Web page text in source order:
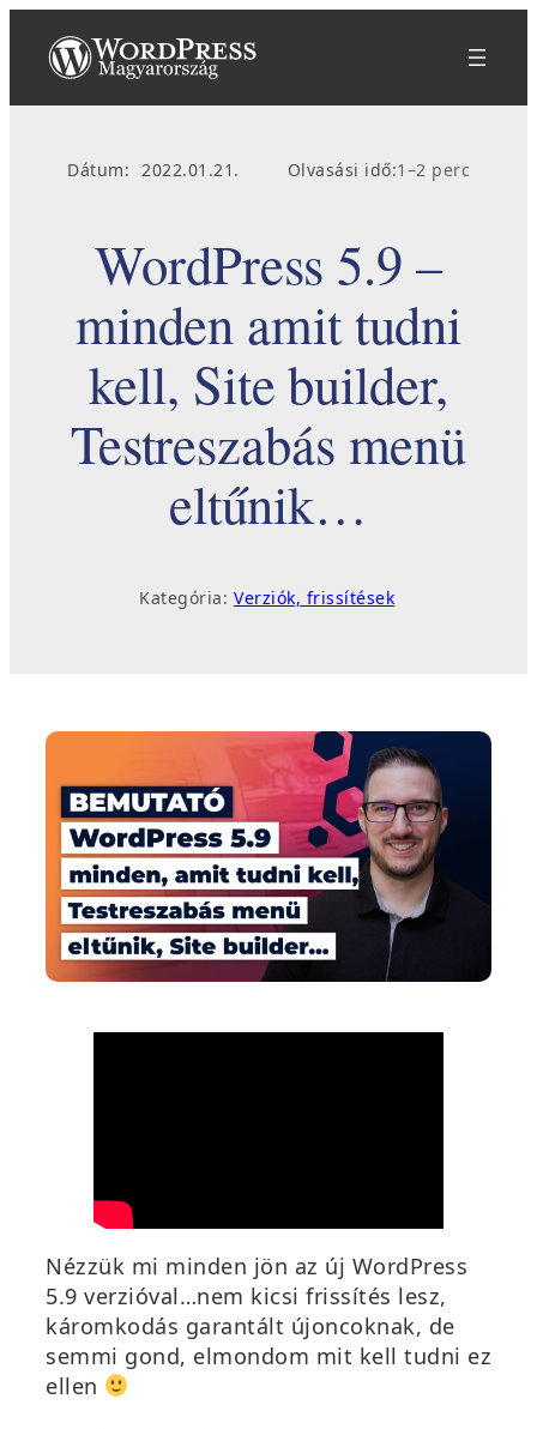
tartalomhoz
Dátum: 2022.01.21. Olvasási idő:1–2 perc
WordPress 5.9 –
minden amit tudni
kell, Site builder,
Testreszabás menü
eltűnik…
Kategória: Verziók, frissítések
Nézzük mi minden jön az új WordPress
5.9 verzióval…nem kicsi frissítés lesz,
káromkodás garantált újoncoknak, de
semmi gond, elmondom mit kell tudni ez
ellen